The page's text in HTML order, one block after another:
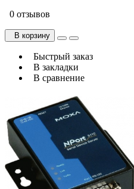
0 отзывов
В корзину
Быстрый заказ
В закладки
В сравнение